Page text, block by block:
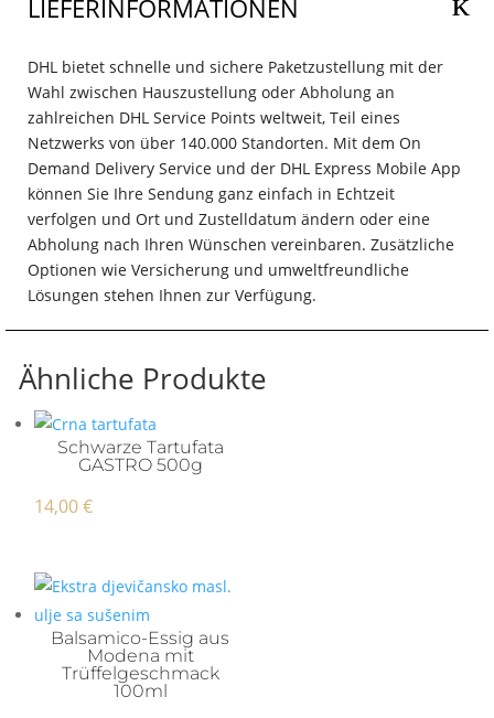
LIEFERINFORMATIONEN
DHL bietet schnelle und sichere Paketzustellung mit der
Wahl zwischen Hauszustellung oder Abholung an
zahlreichen DHL Service Points weltweit, Teil eines
Netzwerks von über 140.000 Standorten. Mit dem On
Demand Delivery Service und der DHL Express Mobile App
können Sie Ihre Sendung ganz einfach in Echtzeit
verfolgen und Ort und Zustelldatum ändern oder eine
Abholung nach Ihren Wünschen vereinbaren. Zusätzliche
Optionen wie Versicherung und umweltfreundliche
Lösungen stehen Ihnen zur Verfügung.
Ähnliche Produkte
Schwarze Tartufata
GASTRO 500g
14,00€
Balsamico-Essig aus
Modena mit
Trüffelgeschmack
100ml